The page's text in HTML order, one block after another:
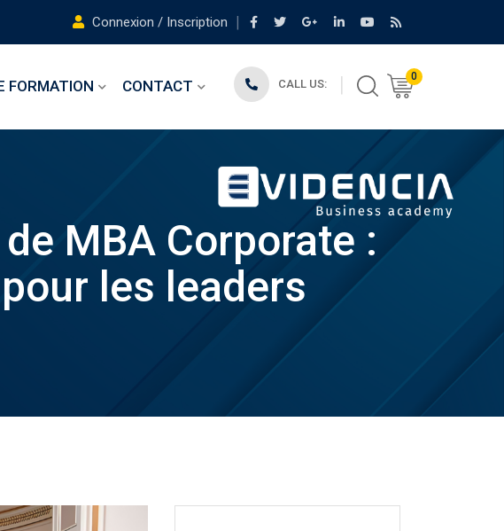
Connexion / Inscription
FORMATION CONTACT CALL US:
0
MBA Corporate :
les leaders